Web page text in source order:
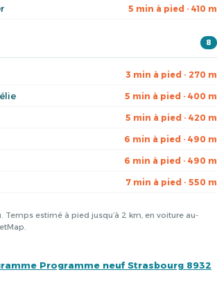
5 min à pied · 410 m
8
3 min à pied · 270 m
5 min à pied · 400 m
5 min à pied · 420 m
6 min à pied · 490 m
6 min à pied · 490 m
7 min à pied · 550 m
Temps estimé à pied jusqu’à 2 km, en voiture au-
Programme neuf Strasbourg 8932